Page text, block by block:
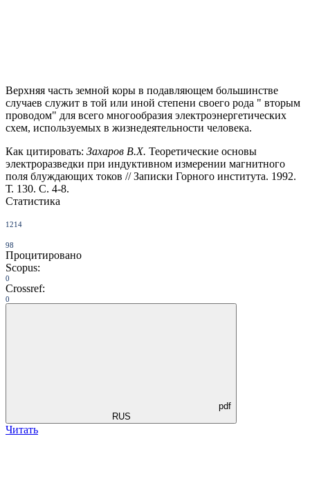
Верхняя часть земной коры в подавляющем большинстве
случаев служит в той или иной степени своего рода " вторым
проводом" для всего многообра­зия электроэнергетических
схем, используемых в жизнедеятельности человека.
Как цитировать: Захаров В.Х. Теоретические основы
электроразведки при индуктивном измерении магнитного
поля блуждающих токов // Записки Горного института. 1992.
Т. 130. С. 4-8.
Статистика
1214
98
Процитировано
Scopus:
0
Crossref:
0
pdf
RUS
Читать